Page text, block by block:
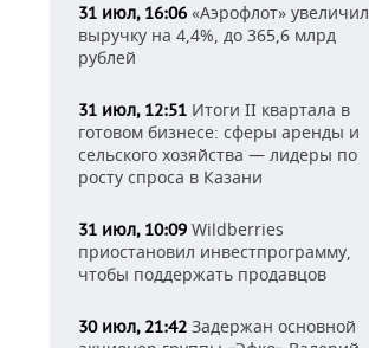
31 июл, 16:06 «Аэрофлот» увеличил
выручку на 4,4%, до 365,6 млрд
рублей
31 июл, 12:51 Итоги II квартала в
готовом бизнесе: сферы аренды и
сельского хозяйства — лидеры по
росту спроса в Казани
31 июл, 10:09 Wildberries
приостановил инвестпрограмму,
чтобы поддержать продавцов
30 июл, 21:42 Задержан основной